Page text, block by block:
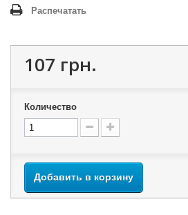
Распечатать
107 грн.
Количество
Добавить в корзину